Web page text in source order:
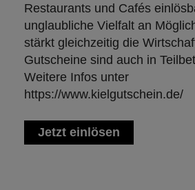
Restaurants und Cafés
unglaubliche Vielfalt an
stärkt gleichzeitig die
Gutscheine sind auch in
Weitere Infos unter
https://www.kielgutschein.de/
Jetzt einlösen